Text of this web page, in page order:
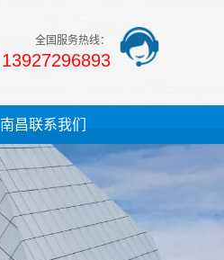
全国服务热线：
13927296893
南昌联系我们